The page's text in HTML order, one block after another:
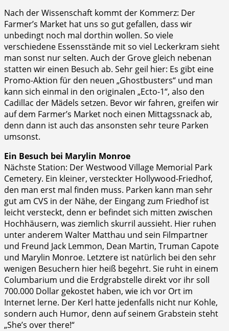
Nach der Wissenschaft kommt der Kommerz: Der
Farmer’s Market hat uns so gut gefallen, dass wir
unbedingt noch mal dorthin wollen. So viele
verschiedene Essensstände mit so viel Leckerkram sieht
man sonst nur selten. Auch der Grove gleich nebenan
statten wir einen Besuch ab. Sehr geil hier: Es gibt eine
Promo-Aktion für den neuen „Ghostbusters“ und man
kann sich einmal in den originalen „Ecto-1“, also den
Cadillac der Mädels setzen. Bevor wir fahren, greifen wir
auf dem Farmer’s Market noch einen Mittagssnack ab,
denn dann ist auch das ansonsten sehr teure Parken
umsonst.
Ein Besuch bei Marylin Monroe
Nächste Station: Der Westwood Village Memorial Park
Cemetery. Ein kleiner, versteckter Hollywood-Friedhof,
den man erst mal finden muss. Parken kann man sehr
gut am CVS in der Nähe, der Eingang zum Friedhof ist
leicht versteckt, denn er befindet sich mitten zwischen
Hochhäusern, was ziemlich skurril aussieht. Hier ruhen
unter anderem Walter Matthau und sein Filmpartner
und Freund Jack Lemmon, Dean Martin, Truman Capote
und Marylin Monroe. Letztere ist natürlich bei den sehr
wenigen Besuchern hier heiß begehrt. Sie ruht in einem
Columbarium und die Erdgrabstelle direkt vor ihr soll
700.000 Dollar gekostet haben, wie ich vor Ort im
Internet lerne. Der Kerl hatte jedenfalls nicht nur Kohle,
sondern auch Humor, denn auf seinem Grabstein steht
„She’s over there!“